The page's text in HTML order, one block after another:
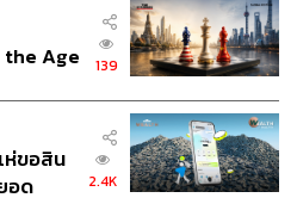
การขุดคริปโต
Age
139
ห่ขอสิน
อด
2.4K